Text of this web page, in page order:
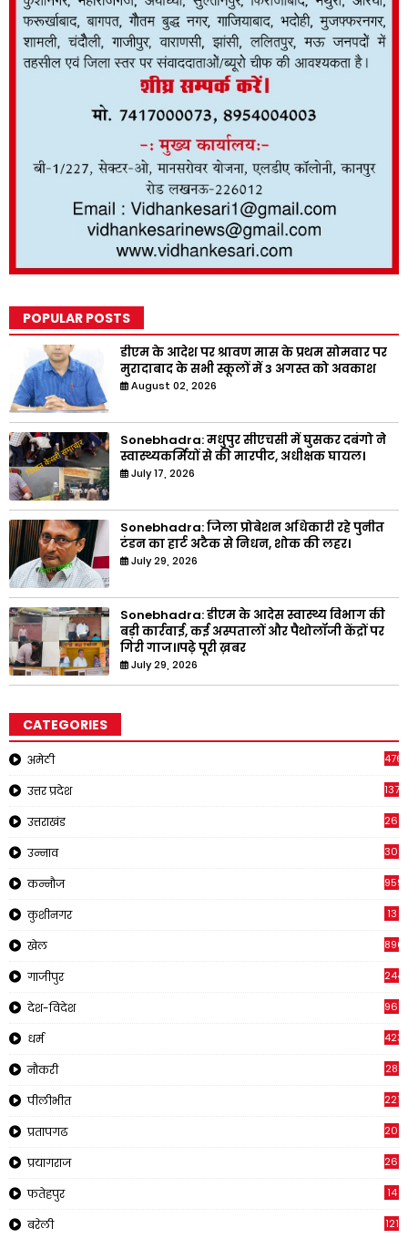
POPULAR POSTS
डीएम के आदेश पर श्रावण मास के प्रथम सोमवार पर
मुरादाबाद के सभी स्कूलों में 3 अगस्त को अवकाश
August 02, 2026
Sonebhadra: मधुपुर सीएचसी में घुसकर दबंगो ने
स्वास्थ्यकर्मियों से की मारपीट, अधीक्षक घायल।
July 17, 2026
Sonebhadra: जिला प्रोबेशन अधिकारी रहे पुनीत
टंडन का हार्ट अटैक से निधन, शोक की लहर।
July 29, 2026
Sonebhadra: डीएम के आदेस स्वास्थ्य विभाग की
बड़ी कार्रवाई, कई अस्पतालों और पैथोलॉजी केंद्रों पर
गिरी गाज।।पढ़े पूरी ख़बर
July 29, 2026
CATEGORIES
अमेठी
उत्तर प्रदेश 1378
उत्तराखंड
उन्नाव 308
कन्नौज 959
कुशीनगर 13
खेल 896
गाजीपुर 244
देश-विदेश 961
धर्म 423
नौकरी 28
पीलीभीत 2218
प्रतापगढ
प्रयागराज 269
फतेहपुर 14
बरेली 121